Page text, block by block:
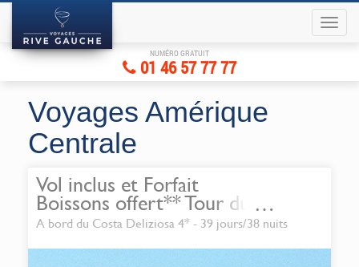
Voyages Amérique
Centrale
Vol inclus et Forfait
Boissons offert** Tour du
Monde Segment exclusif 39
A bord du Costa Deliziosa 4* - 39 jours/38 nuits
NUMÉRO GRATUIT
01 46 57 77 77